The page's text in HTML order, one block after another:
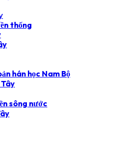
thống
hán học Nam Bộ
sông nước